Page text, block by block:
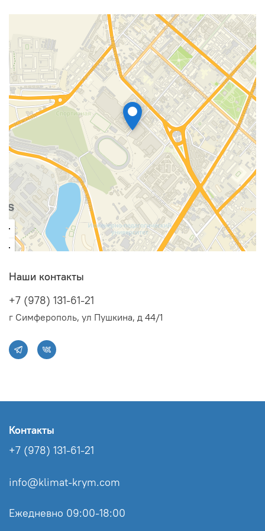
Управление со смартфона
Голосовой помощник
Нет
Количество скоростей
5
Дополнительные режимы кондиционера:
Ночной режим
Режим быстрого охлаждения,Режим
вентиляции
Турбо режим,Автоматический режим
Технические характеристики
Рекомендуемая площадь
помещения, кв.м
29
Мощность в режиме
охлаждения, Вт
2783
обогрева, Вт
Мин. уровень шума
внутреннего блока, дБ
Уровень шума внешнего
Потребляемая мощность
Потребляемая мощность
при обогреве, Вт
Охлаждающая способность,
9500
Наши контакты
+7 (978) 131-61-21
г Симферополь, ул Пушкина, д 44/1
Контакты
+7 (978) 131-61-21
info@klimat-krym.com
Ежедневно 09:00-18:00